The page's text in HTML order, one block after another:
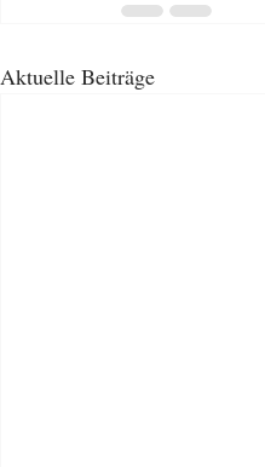
Aktuelle Beiträge